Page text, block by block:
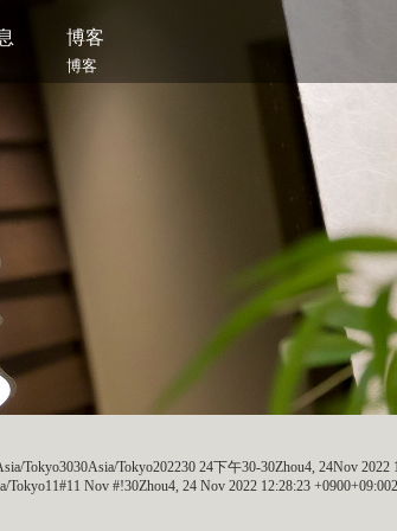
博客
博客
Tokyo3030Asia/Tokyo202230 24下午30-30Zhou4, 24Nov
Nov #!30Zhou4, 24 Nov 2022 12:28:23